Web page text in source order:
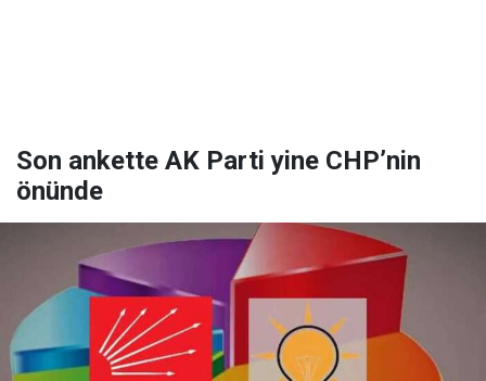
Son ankette AK Parti yine CHP’nin
önünde